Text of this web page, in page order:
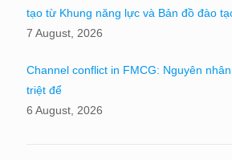
tạo từ Khung năng lực và Bản đồ đào
7 August, 2026
Channel conflict in FMCG: Nguyên
triệt để
6 August, 2026